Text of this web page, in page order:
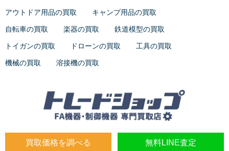
買取価格を調べる 無料LINE査定
アウトドア用品の買取 キャンプ用品の買取
自転車の買取 楽器の買取 鉄道模型の買取
トイガンの買取 ドローンの買取 工具の買取
機械の買取 溶接機の買取